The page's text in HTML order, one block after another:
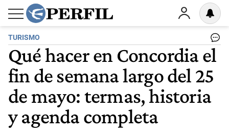
TURISMO
Qué hacer en Concordia el
fin de semana largo del 25
de mayo: termas, historia
y agenda completa